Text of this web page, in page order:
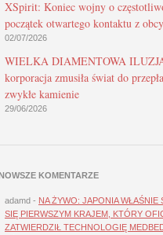
XSpirit: Koniec wojny o
początek otwartego kontaktu z
02/07/2026
WIELKA DIAMENTOWA
korporacja zmusiła świat do
zwykłe kamienie
29/06/2026
KOMENTARZE
adamd - NA ŻYWO: JAPONIA WŁAŚNIE
SIĘ PIERWSZYM KRAJEM, KTÓRY
ZATWIERDZIŁ TECHNOLOGIĘ